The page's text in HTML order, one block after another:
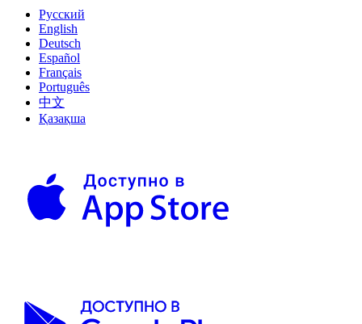
Русский
English
Deutsch
Español
Français
Português
中文
Қазақша